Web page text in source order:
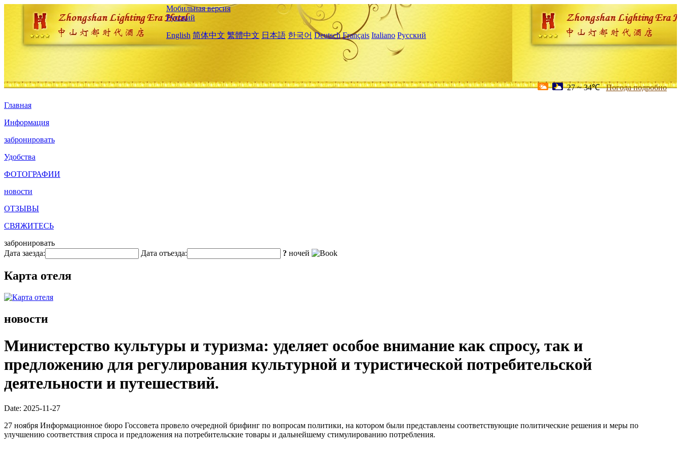
Мобильная версия
Русский
English 简体中文 繁體中文 日本語 한국어 Deutsch Français Italiano Русский
27 ~ 34℃ Погода подробно
Главная
Информация
забронировать
Удобства
ФОТОГРАФИИ
новости
ОТЗЫВЫ
СВЯЖИТЕСЬ
забронировать
Дата заезда:
Дата отъезда: ? ночей
Карта отеля
новости
Министерство культуры и туризма: уделяет особое внимание как спросу, так и
предложению для регулирования культурной и туристической потребительской
деятельности и путешествий.
Date: 2025-11-27
27 ноября Информационное бюро Госсовета провело очередной брифинг по вопросам политики, на котором были представлены соответствующие политические решения и меры по
улучшению соответствия спроса и предложения на потребительские товары и дальнейшему стимулированию потребления.